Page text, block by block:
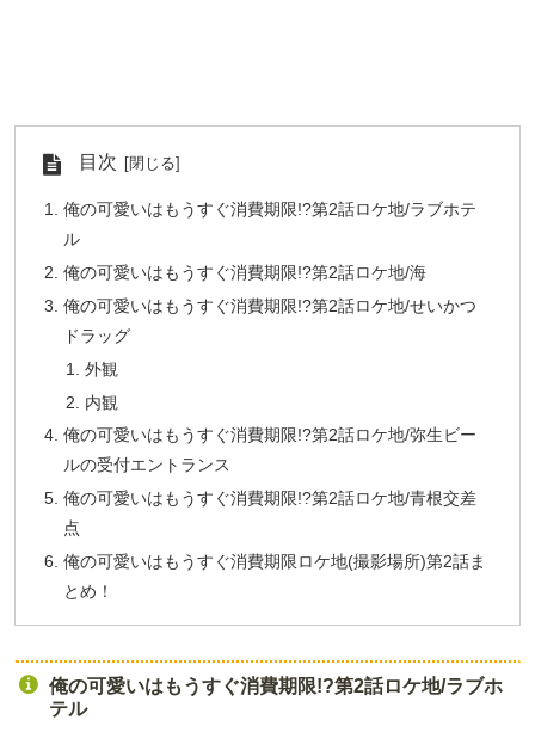
目次
俺の可愛いはもうすぐ消費期限!?第2話ロケ地/ラブホテ
ル
俺の可愛いはもうすぐ消費期限!?第2話ロケ地/海
俺の可愛いはもうすぐ消費期限!?第2話ロケ地/せいかつ
ドラッグ
外観
内観
俺の可愛いはもうすぐ消費期限!?第2話ロケ地/弥生ビー
ルの受付エントランス
俺の可愛いはもうすぐ消費期限!?第2話ロケ地/青根交差
点
俺の可愛いはもうすぐ消費期限ロケ地(撮影場所)第2話ま
とめ！
俺の可愛いはもうすぐ消費期限!?第2話ロケ地/ラブホ
テル